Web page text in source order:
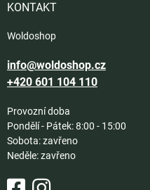
KONTAKT
Woldoshop
info@woldoshop.cz
+420 601 104 110
Provozní doba
Pondělí - Pátek: 8:00 - 15:00
Sobota: zavřeno
Neděle: zavřeno